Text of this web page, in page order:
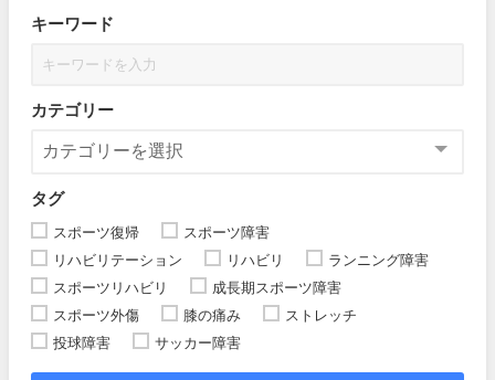
キーワード
カテゴリー
タグ
スポーツ復帰
スポーツ障害
リハビリテーション
リハビリ
ランニング障害
スポーツリハビリ
成長期スポーツ障害
スポーツ外傷
膝の痛み
ストレッチ
投球障害
サッカー障害